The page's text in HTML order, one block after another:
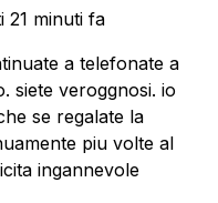
21 minuti fa
a telefonate a
siete veroggnosi. io
se regalate la
piu volte al
ingannevole